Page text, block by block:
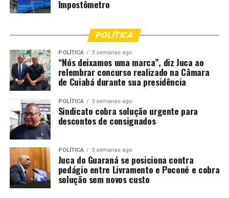
recreativas serão vistoriadas para garantir que estejam
operacionais.
Outro aspecto analisado pelo Crea-MT será a
manutenção periódica dos equipamentos e a existência
de responsáveis técnicos habilitados para acompanhar a
instalação e a operação das estruturas. Em muitos casos,
os empreendimentos contam com engenheiros
responsáveis pelos projetos e montagens, embora a
legislação também permita a atuação de outros
profissionais tecnicamente habilitados, conforme a
atividade desenvolvida.
Comentários
Impostômetro
POLÍTICA
POLÍTICA 3 semanas ago
“Nós deixamos uma marca”, diz Juca ao
relembrar concurso realizado na Câmara
de Cuiabá durante sua presidência
POLÍTICA 3 semanas ago
Sindicato cobra solução urgente para
descontos de consignados
POLÍTICA 3 semanas ago
Juca do Guaraná se posiciona contra
pedágio entre Livramento e Poconé e cobra
solução sem novos custo